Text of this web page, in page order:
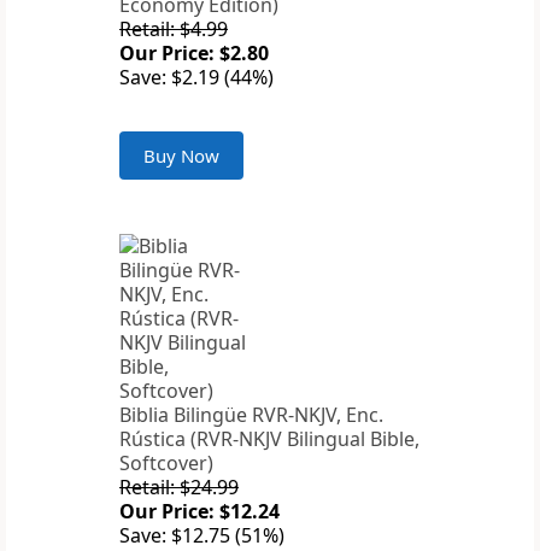
Retail: $4.99
Our Price: $2.80
Save: $2.19 (44%)
Buy Now
Biblia Bilingüe RVR-NKJV, Enc.
Rústica (RVR-NKJV Bilingual Bible,
Softcover)
Retail: $24.99
Our Price: $12.24
Save: $12.75 (51%)